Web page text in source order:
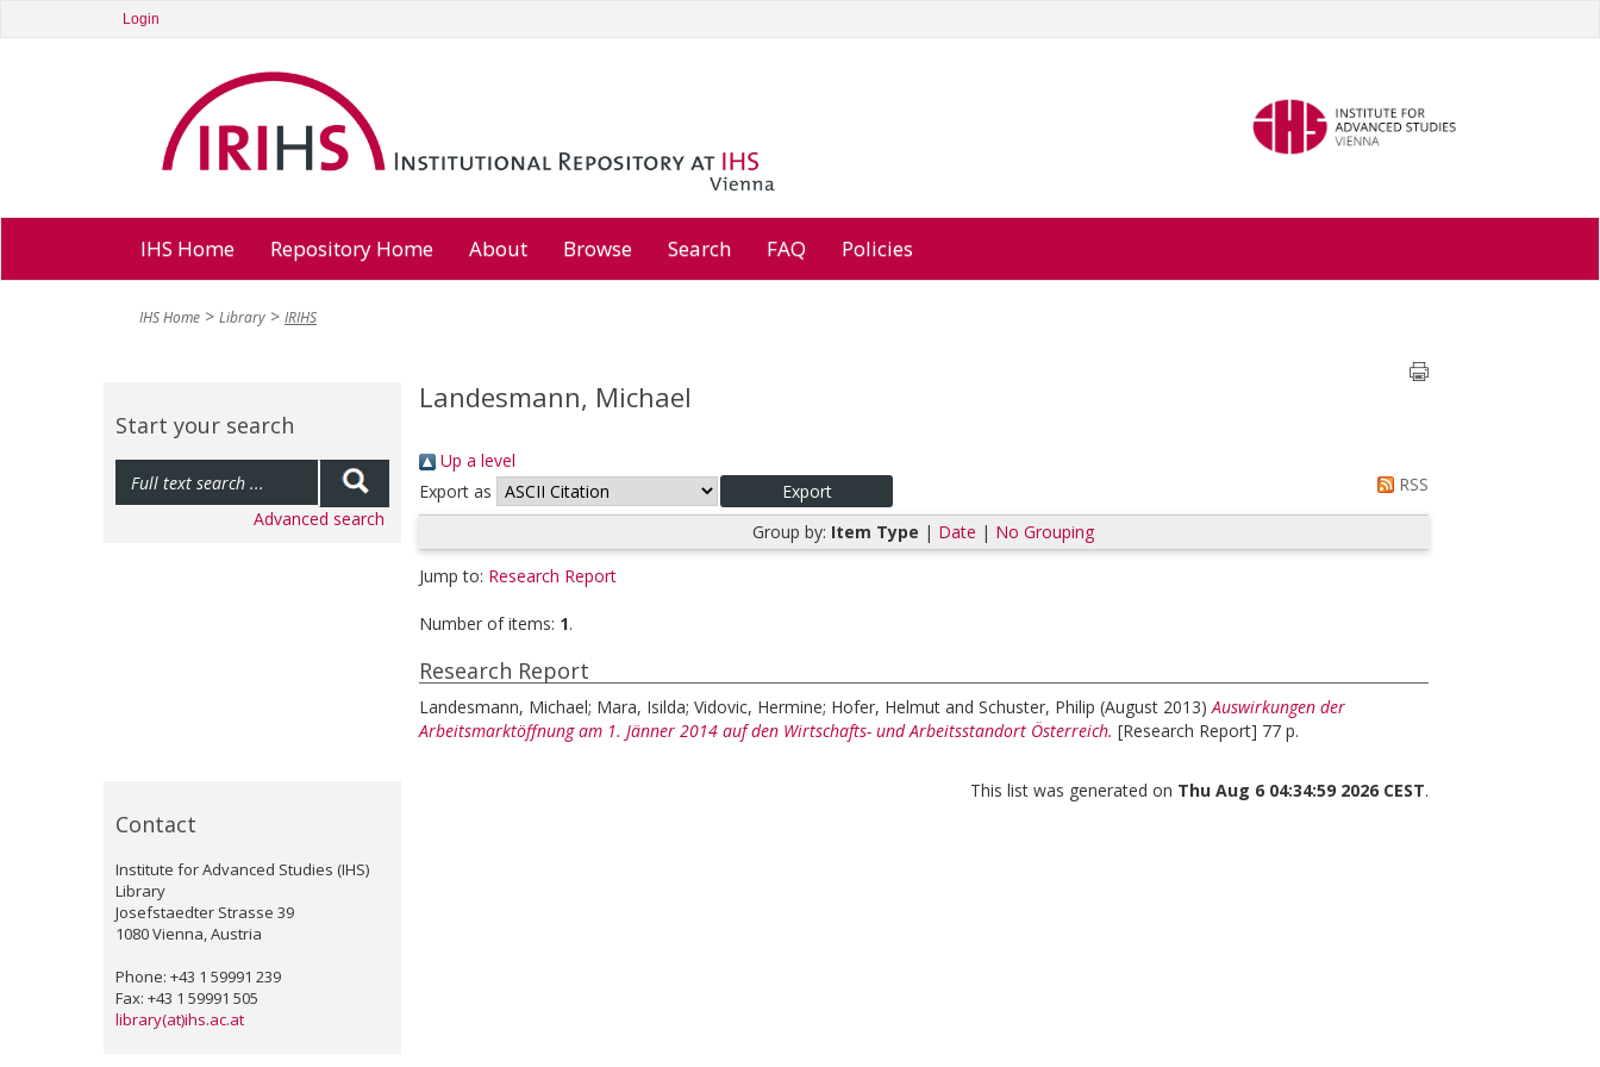
Login
IHS Home Repository Home About Browse Search FAQ Policies
IHS Home Library IRIHS
Start your search
Advanced search
Contact
Institute for Advanced Studies (IHS)
Library
Josefstaedter Strasse 39
1080 Vienna, Austria
Phone: +43 1 59991 239
Fax: +43 1 59991 505
library(at)ihs.ac.at
Landesmann, Michael
Up a level
Export as
RSS
Group by: Item Type | Date | No Grouping
Jump to: Research Report
Number of items: 1.
Research Report
Landesmann, Michael; Mara, Isilda; Vidovic, Hermine; Hofer, Helmut and Schuster, Philip (August 2013)Auswirkungen der
Arbeitsmarktöffnung am 1. Jänner 2014 auf den Wirtschafts- und Arbeitsstandort Österreich. [Research Report] 77 p.
This list was generated on Thu Aug 6 04:34:59 2026 CEST.